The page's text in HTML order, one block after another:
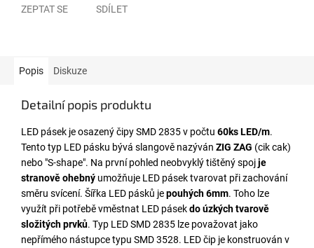
ZEPTAT SE SDÍLET
Popis Diskuze
Detailní popis produktu
LED pásek je osazený čipy SMD 2835 v počtu 60ks LED/m.
Tento typ LED pásku bývá slangově nazýván ZIG ZAG (cik cak)
nebo "S-shape". Na první pohled neobvyklý tištěný spojje
stranově ohebný umožňuje LED pásek tvarovat při zachování
směru svícení. Šířka LED pásků jepouhých 6mm. Toho lze
využít při potřebě vměstnat LED pásekdo úzkých tvarově
složitých prvků. Typ LED SMD 2835 lze považovat jako
nepřímého nástupce typu SMD 3528. LED čip je konstruován v